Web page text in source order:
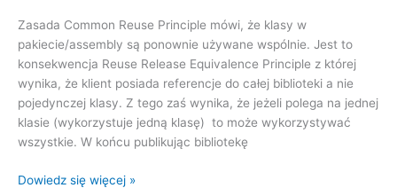
Zasada Common Reuse Principle mówi, że klasy w
pakiecie/assembly są ponownie używane wspólnie. Jest to
konsekwencja Reuse Release Equivalence Principle z której
wynika, że klient posiada referencje do całej biblioteki a nie
pojedynczej klasy. Z tego zaś wynika, że jeżeli polega na jednej
klasie (wykorzystuje jedną klasę) to może wykorzystywać
wszystkie. W końcu publikując bibliotekę
Common
Dowiedz się więcej »